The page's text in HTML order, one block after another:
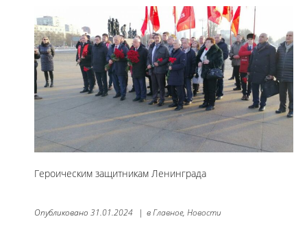
Героическим защитникам Ленинграда
Опубликовано 31.01.2024 | вГлавное, Новости